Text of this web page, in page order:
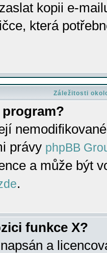
kopii e-
která
Záležitosti
právy phpBB
a může být
.
funkce X?
a